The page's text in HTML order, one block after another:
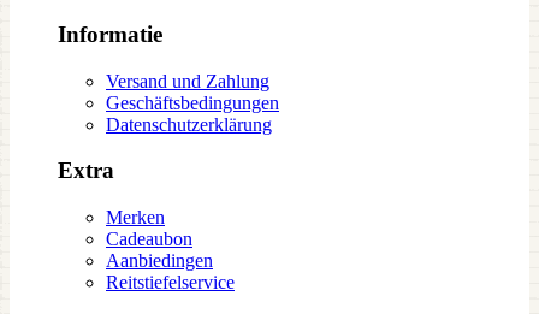
Informatie
Versand und Zahlung
Geschäftsbedingungen
Datenschutzerklärung
Extra
Merken
Cadeaubon
Aanbiedingen
Reitstiefelservice